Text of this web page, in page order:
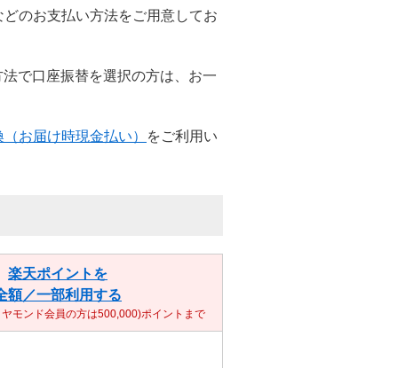
どのお支払い方法をご用意してお
で口座振替を選択の方は、お一
お届け時現金払い）
をご利用い
楽天ポイントを
額／一部利用する
モンド会員の方は500,000)ポイントまで